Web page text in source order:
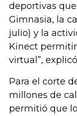
deportivas
Gimnasia, la
julio) y la
Kinect
virtual”,
Para el corte
millones de
permitió que